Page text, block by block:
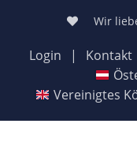
Wir
Login | Kontakt
Vereinigtes